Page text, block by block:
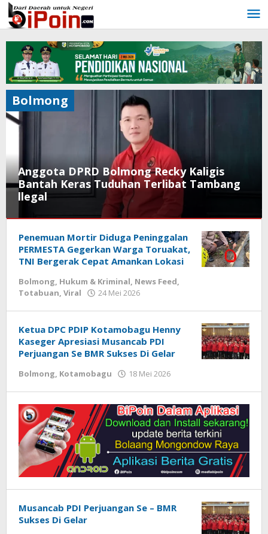
Lewati
ke
konten
Anggota DPRD Bolmong Recky Kaligis
Bantah Keras Tuduhan Terlibat Tambang
llegal
oleh
Armen
Bolmong
Penemuan Mortir Diduga Peninggalan
PERMESTA Gegerkan Warga Toruakat,
TNI Bergerak Cepat Amankan Lokasi
Bolmong, Hukum & Kriminal, News Feed,
Totabuan, Viral 24 Mei 2026
Ketua DPC PDIP Kotamobagu Henny
Kaseger Apresiasi Musancab PDI
Perjuangan Se BMR Sukses Di Gelar
Bolmong, Kotamobagu 18 Mei 2026
Musancab PDI Perjuangan Se – BMR
Sukses Di Gelar